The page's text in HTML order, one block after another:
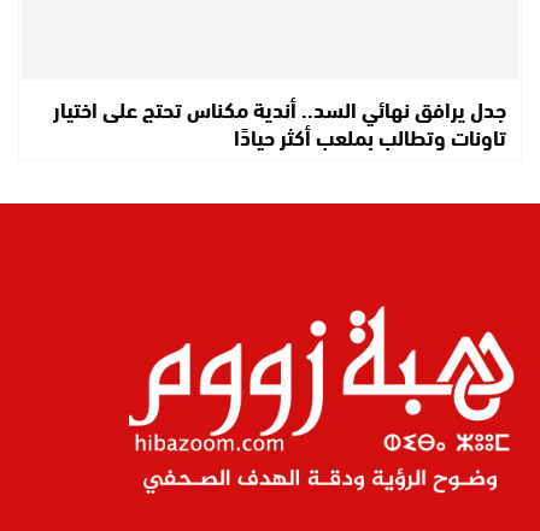
جدل يرافق نهائي السد.. أندية مكناس تحتج على اختيار
تاونات وتطالب بملعب أكثر حيادًا